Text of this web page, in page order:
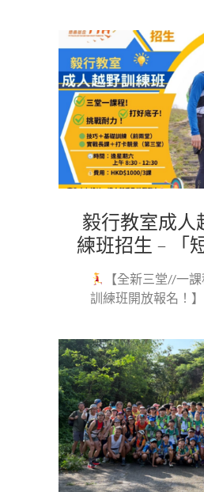
毅行教室成人
練班招生 – 「
【全新三堂//一
訓練班開放報名！】